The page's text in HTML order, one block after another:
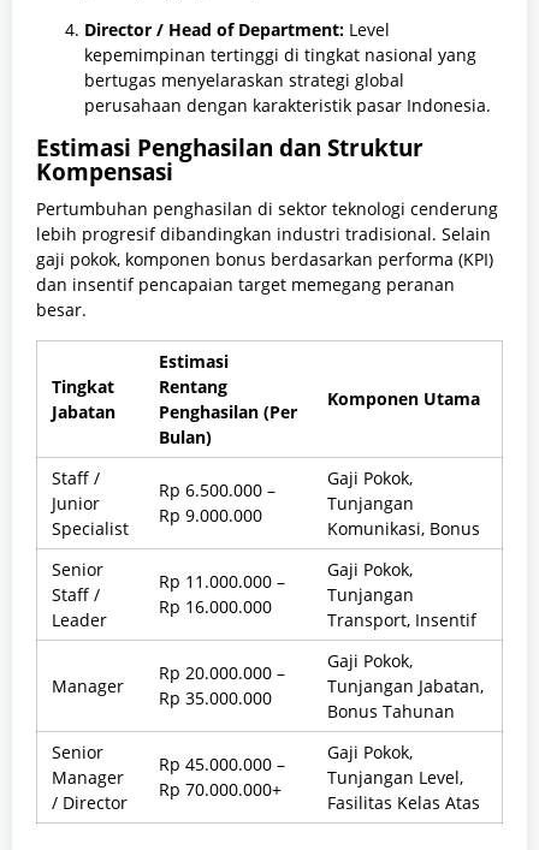
Director / Head of Department: Level
kepemimpinan tertinggi di tingkat nasional yang
bertugas menyelaraskan strategi global
perusahaan dengan karakteristik pasar Indonesia.
Estimasi Penghasilan dan Struktur
Kompensasi
Pertumbuhan penghasilan di sektor teknologi cenderung
lebih progresif dibandingkan industri tradisional. Selain
gaji pokok, komponen bonus berdasarkan performa (KPI)
dan insentif pencapaian target memegang peranan
besar.
Tingkat
Jabatan
Estimasi
Rentang
Penghasilan (Per
Bulan)
Komponen Utama
Staff /
Junior
Specialist
Rp 6.500.000 –
Rp 9.000.000
Gaji Pokok,
Tunjangan
Komunikasi, Bonus
Senior
Staff /
Leader
Rp 11.000.000 –
Rp 16.000.000
Gaji Pokok,
Tunjangan
Transport, Insentif
Manager
Rp 20.000.000 –
Rp 35.000.000
Gaji Pokok,
Tunjangan Jabatan,
Bonus Tahunan
Senior
Manager
/ Director
Rp 45.000.000 –
Rp 70.000.000+
Gaji Pokok,
Tunjangan Level,
Fasilitas Kelas Atas